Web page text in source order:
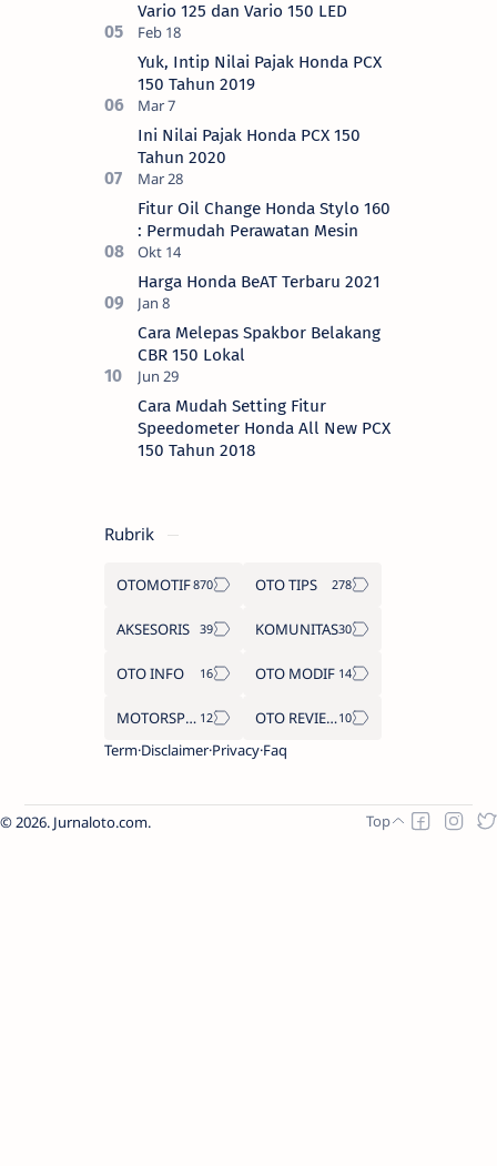
Vario 125 dan Vario 150 LED
Yuk, Intip Nilai Pajak Honda PCX
150 Tahun 2019
Ini Nilai Pajak Honda PCX 150
Tahun 2020
Fitur Oil Change Honda Stylo 160
: Permudah Perawatan Mesin
Harga Honda BeAT Terbaru 2021
Cara Melepas Spakbor Belakang
CBR 150 Lokal
Cara Mudah Setting Fitur
Speedometer Honda All New PCX
150 Tahun 2018
Rubrik
OTOMOTIF OTO TIPS
AKSESORIS KOMUNITAS
OTO INFO OTO MODIF
MOTORSPORT
OTO REVIEW
Term Disclaimer Privacy Faq
2026. Jurnaloto.com.